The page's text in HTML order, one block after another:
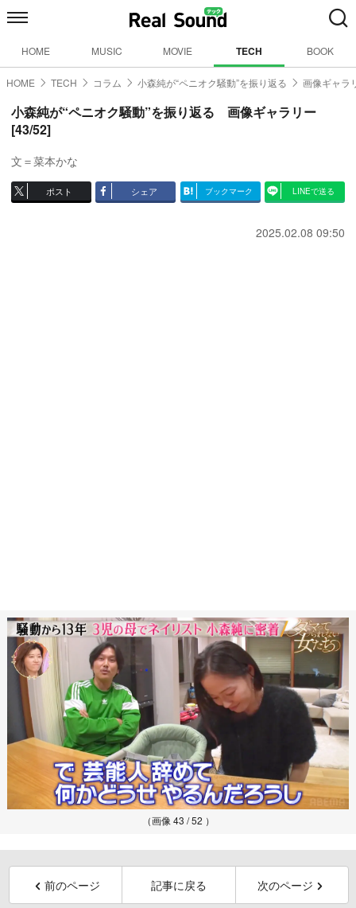
HOME MUSIC MOVIE TECH BOOK
HOME TECH コラム 小森純が“ペニオク騒動”を振り返る 画像ギャラ
小森純が“ペニオク騒動”を振り返る 画像ギャラリー
[43/52]
文＝菜本かな
ポスト シェア ブックマーク LINEで送る
2025.02.08 09:50
（画像 43 / 52 ）
前のページ 記事に戻る 次のページ